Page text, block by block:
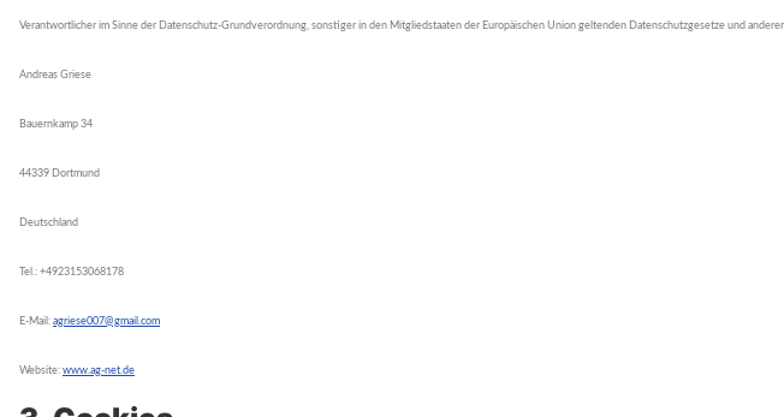
Verantwortlicher im Sinne der Datenschutz-Grundverordnung, sonstiger in den Mitgliedstaaten der Europäischen Union geltenden Datenschutzgesetze und
Andreas Griese
Bauernkamp 34
44339 Dortmund
Deutschland
Tel.: +4923153068178
E-Mail: agriese007@gmail.com
Website: www.ag-net.de